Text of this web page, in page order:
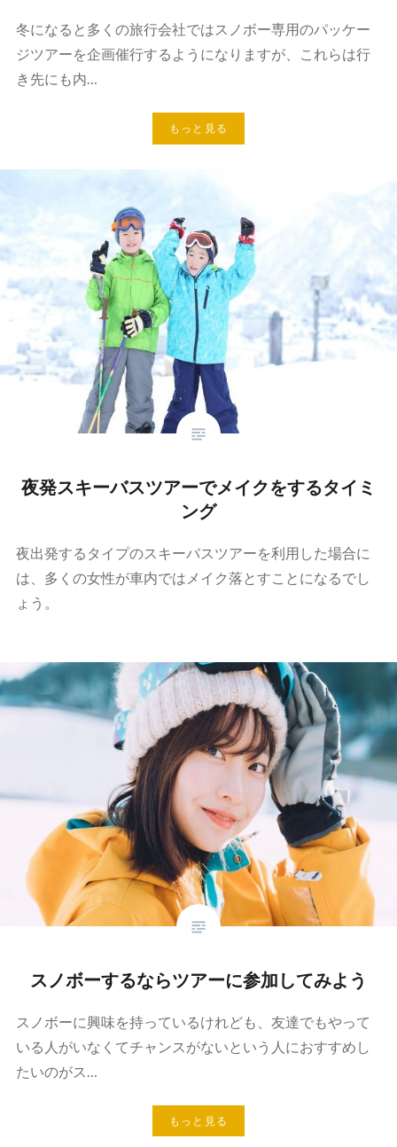
冬になると多くの旅行会社ではスノボー専用のパッケー
ジツアーを企画催行するようになりますが、これらは行
き先にも内…
もっと見る
夜発スキーバスツアーでメイクをするタイミ
ング
夜出発するタイプのスキーバスツアーを利用した場合に
は、多くの女性が車内ではメイク落とすことになるでし
ょう。
スノボーするならツアーに参加してみよう
スノボーに興味を持っているけれども、友達でもやって
いる人がいなくてチャンスがないという人におすすめし
たいのがス…
もっと見る